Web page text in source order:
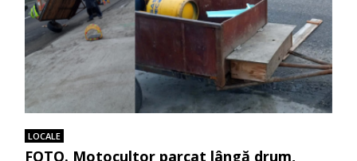
LOCALE
FOTO. Motocultor parcat lângă drum,